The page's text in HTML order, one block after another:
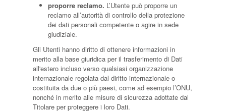
proporre reclamo. L’Utente può proporre un
reclamo all’autorità di controllo della protezione
dei dati personali competente o agire in sede
giudiziale.
Gli Utenti hanno diritto di ottenere informazioni in
merito alla base giuridica per il trasferimento di Dati
all'estero incluso verso qualsiasi organizzazione
internazionale regolata dal diritto internazionale o
costituita da due o più paesi, come ad esempio l’ONU,
nonché in merito alle misure di sicurezza adottate dal
Titolare per proteggere i loro Dati.